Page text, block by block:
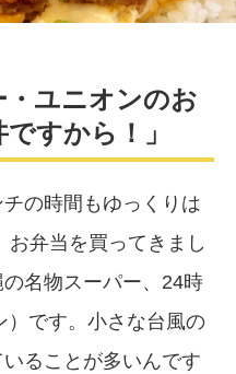
ユニオンのお
すから！」
の時間もゆっくりは
弁当を買ってきまし
名物スーパー、24時
）です。小さな台風の
ることが多いんです